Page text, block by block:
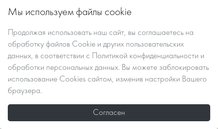
Мы используем файлы cookie
Продолжая использовать наш сайт, вы соглашаетесь на
обработку файлов Сookie и других пользовательских
данных, в соответствии с
Политикой конфиденциальности и
обработки персональных данных. Вы можете заблокировать
использование Cookies сайтом, изменив настройки Вашего
браузера.
Согласен